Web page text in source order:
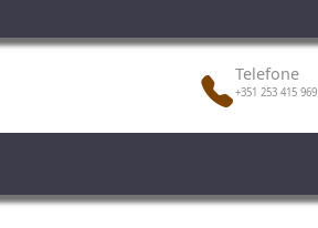
Telefone
+351 253 415 969